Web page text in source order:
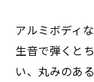
アルミボディ
生音で弾くと
い、丸みのあ